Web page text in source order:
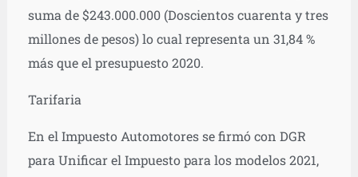
suma de $243.000.000 (Doscientos cuarenta y tres
millones de pesos) lo cual representa un 31,84 %
más que el presupuesto 2020.
Tarifaria
En el Impuesto Automotores se firmó con DGR
para Unificar el Impuesto para los modelos 2021,